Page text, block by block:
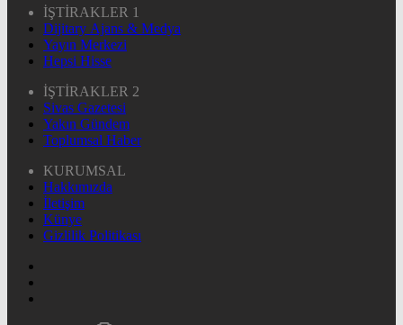
İŞTİRAKLER 1
Dijitary Ajans & Medya
Yayın Merkezi
Hepsi Hisse
İŞTİRAKLER 2
Sivas Gazetesi
Yakın Gündem
Toplumsal Haber
KURUMSAL
Hakkımızda
İletişim
Künye
Gizlilik Politikası